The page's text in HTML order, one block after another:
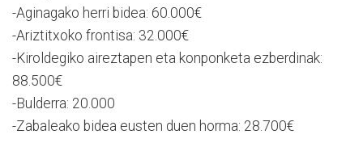
-Aginagako herri bidea: 60.000€
-Ariztitxoko frontisa: 32.000€
-Kiroldegiko aireztapen eta konponketa ezberdinak:
88.500€
-Bulderra: 20.000
-Zabaleako bidea eusten duen horma: 28.700€